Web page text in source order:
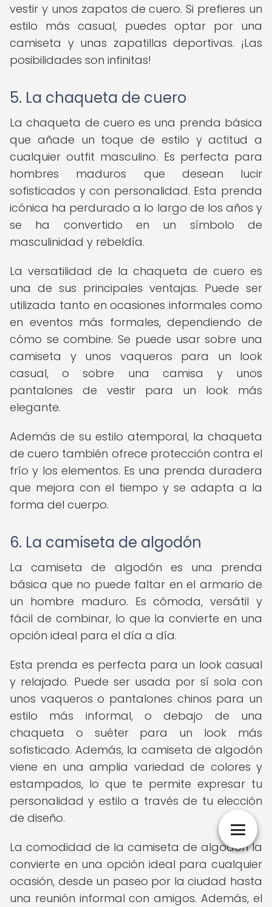
vestir y unos zapatos de cuero. Si prefieres un
estilo más casual, puedes optar por una
camiseta y unas zapatillas deportivas. ¡Las
posibilidades son infinitas!
5. La chaqueta de cuero
La chaqueta de cuero es una prenda básica
que añade un toque de estilo y actitud a
cualquier outfit masculino. Es perfecta para
hombres maduros que desean lucir
sofisticados y con personalidad. Esta prenda
icónica ha perdurado a lo largo de los años y
se ha convertido en un símbolo de
masculinidad y rebeldía.
La versatilidad de la chaqueta de cuero es
una de sus principales ventajas. Puede ser
utilizada tanto en ocasiones informales como
en eventos más formales, dependiendo de
cómo se combine. Se puede usar sobre una
camiseta y unos vaqueros para un look
casual, o sobre una camisa y unos
pantalones de vestir para un look más
elegante.
Además de su estilo atemporal, la chaqueta
de cuero también ofrece protección contra el
frío y los elementos. Es una prenda duradera
que mejora con el tiempo y se adapta a la
forma del cuerpo.
6. La camiseta de algodón
La camiseta de algodón es una prenda
básica que no puede faltar en el armario de
un hombre maduro. Es cómoda, versátil y
fácil de combinar, lo que la convierte en una
opción ideal para el día a día.
Esta prenda es perfecta para un look casual
y relajado. Puede ser usada por sí sola con
unos vaqueros o pantalones chinos para un
estilo más informal, o debajo de una
chaqueta o suéter para un look más
sofisticado. Además, la camiseta de algodón
viene en una amplia variedad de colores y
estampados, lo que te permite expresar tu
personalidad y estilo a través de tu elección
de diseño.
La comodidad de la camiseta de algodón la
convierte en una opción ideal para cualquier
ocasión, desde un paseo por la ciudad hasta
una reunión informal con amigos. Además, el